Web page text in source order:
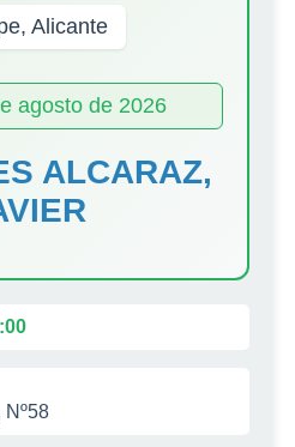
Alicante
agosto de 2026
ALCARAZ,
Nº58